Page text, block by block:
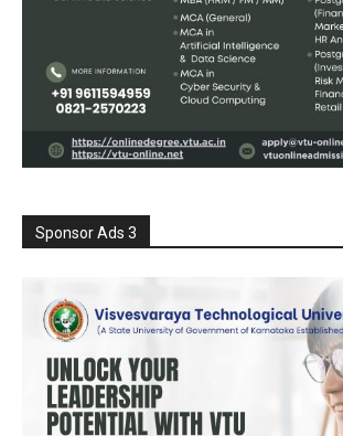
Sponsor Ads 3